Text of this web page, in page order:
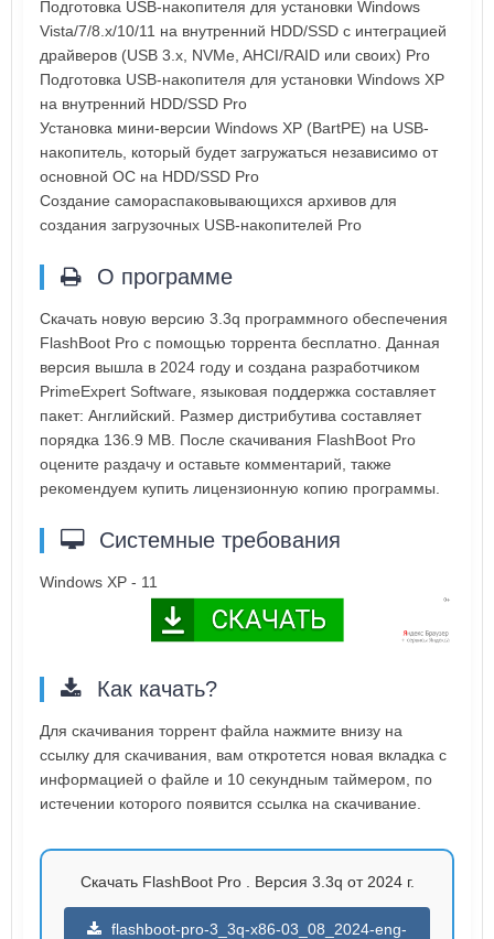
Подготовка USB-накопителя для установки Windows
Vista/7/8.x/10/11 на внутренний HDD/SSD с интеграцией
драйверов (USB 3.x, NVMe, AHCI/RAID или своих) Pro
Подготовка USB-накопителя для установки Windows XP
на внутренний HDD/SSD Pro
Установка мини-версии Windows XP (BartPE) на USB-
накопитель, который будет загружаться независимо от
основной ОС на HDD/SSD Pro
Создание самораспаковывающихся архивов для
создания загрузочных USB-накопителей Pro
О программе
Скачать новую версию 3.3q программного обеспечения
FlashBoot Pro с помощью торрента бесплатно. Данная
версия вышла в 2024 году и создана разработчиком
PrimeExpert Software, языковая поддержка составляет
пакет: Английский. Размер дистрибутива составляет
порядка 136.9 MB. После скачивания FlashBoot Pro
оцените раздачу и оставьте комментарий, также
рекомендуем купить лицензионную копию программы.
Системные требования
Windows XP - 11
Как качать?
Для скачивания торрент файла нажмите внизу на
ссылку для скачивания, вам откротется новая вкладка с
информацией о файле и 10 секундным таймером, по
истечении которого появится ссылка на скачивание.
Скачать FlashBoot Pro . Версия 3.3q от 2024 г.
flashboot-pro-3_3q-x86-03_08_2024-eng-